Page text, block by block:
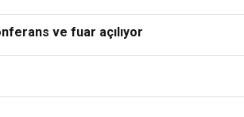
ve fuar açılıyor